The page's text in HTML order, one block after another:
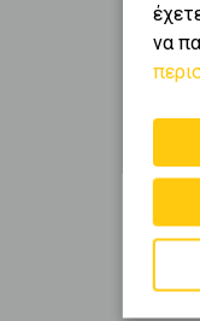
να